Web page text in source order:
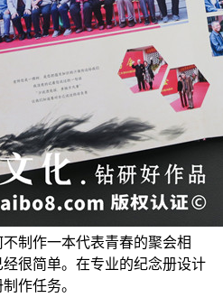
制作一本代表青春的聚会相
很简单。在专业的纪念册设计
作任务。